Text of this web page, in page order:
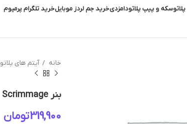
سکه و پیپ پلاتودامزدیخرید جم لردز موبایلخرید تلگرام پرمیوم
خانه آیتم های پلاتو
بنر Scrimmage
تومان